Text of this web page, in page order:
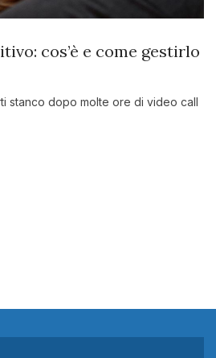
cos’è e come gestirlo
stanco dopo molte ore di video call